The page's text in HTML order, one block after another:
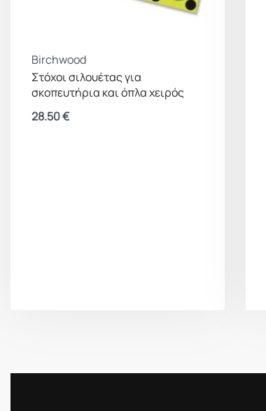
Birchwood
Στόχοι σιλουέτας για
σκοπευτήρια και όπλα χειρός
28.50€